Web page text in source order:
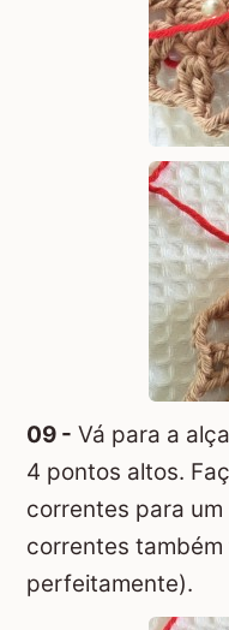
09 - Vá para a
4 pontos altos.
correntes para
correntes também
perfeitamente).